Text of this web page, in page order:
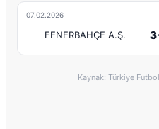
07.02.2026
FENERBAHÇE A.Ş.
Kaynak: Türkiye